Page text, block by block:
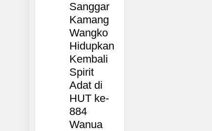
Sanggar
Kamang
Wangko
Hidupkan
Kembali
Spirit
Adat di
HUT ke-
884
Wanua